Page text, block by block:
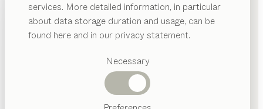
services. More detailed information, in particular
about data storage duration and usage, can be
found here and in our privacy statement.
Necessary
Vorgeschlagene
Kategorien
INSPIRATION
ÜBER UNS